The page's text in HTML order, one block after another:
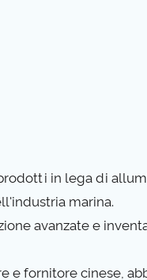
in lega di
marina.
avanzate e
e fornitore cinese,